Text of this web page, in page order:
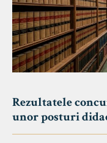
Rezultatele
unor posturi